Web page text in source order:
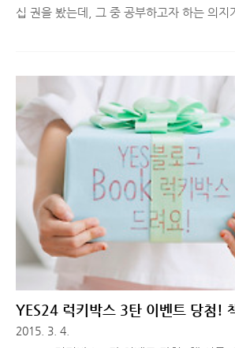
십 권을 봤는데, 그 중 공부하고자 하는 의지
교 대학을 졸업한 뒤 1958년 당시 전통있는
스톤 앤 컴퍼니에 들어가면서 주식시장과 첫
든 스톤에서의 3년 동안 최고의 투자 수익률
의 비결을 연구한 끝에, CAN SLIM 원칙을
칙을 직접 활용해 1년 만에 5,000달러의 투
키워 서른 살의 나이에 뉴욕증권거래소
YES24 럭키박스 3탄 이벤트 당첨!
2015. 3. 4.